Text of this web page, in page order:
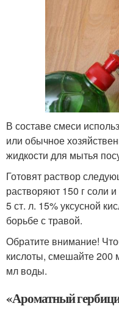
В составе смеси
или обычное
жидкости для мытья
Готовят раствор
растворяют 150 г соли
5 ст. л. 15% уксусной
борьбе с травой.
Обратите внимание!
кислоты, смешайте 200
мл воды.
«Ароматный